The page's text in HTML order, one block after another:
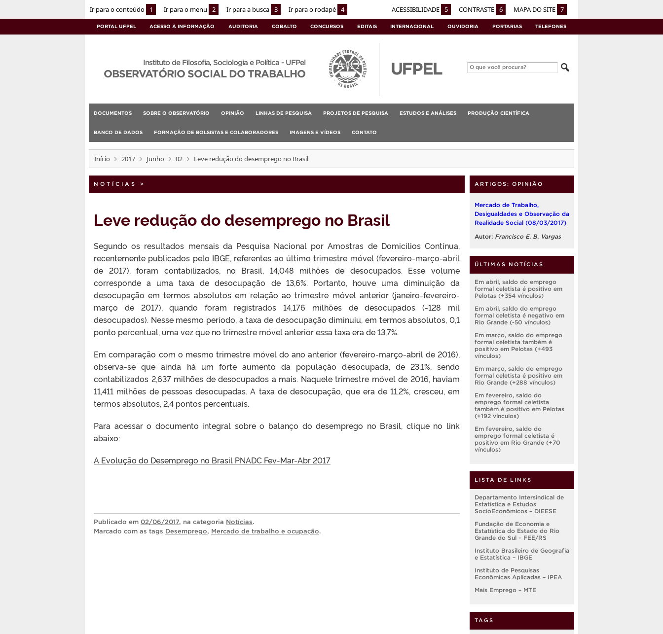
Ir para o conteúdo 1 Ir para o menu 2 Ir para a busca 3 Ir para o rodapé 4 ACESSIBILIDADE 5 CONTRASTE 6 MAPA DO SITE 7
PORTAL UFPEL ACESSO À INFORMAÇÃO AUDITORIA COBALTO CONCURSOS EDITAIS INTERNACIONAL OUVIDORIA PORTARIAS TELEFONES
Instituto de Filosofia, Sociologia e Política - UFPel
OBSERVATÓRIO SOCIAL DO TRABALHO
DOCUMENTOS SOBRE O OBSERVATÓRIO OPINIÃO LINHAS DE PESQUISA PROJETOS DE PESQUISA ESTUDOS E ANÁLISES PRODUÇÃO CIENTÍFICA
BANCO DE DADOS FORMAÇÃO DE BOLSISTAS E COLABORADORES IMAGENS E VÍDEOS CONTATO
Início 2017 Junho 02 Leve redução do desemprego no Brasil
NOTÍCIAS >
Leve redução do desemprego no Brasil
Segundo os resultados mensais da Pesquisa Nacional por Amostras de Domicílios Contínua,
recentemente publicados pelo IBGE, referentes ao último trimestre móvel (fevereiro-março-abril
de 2017), foram contabilizados, no Brasil, 14,048 milhões de desocupados. Esse volume
corresponde a uma taxa de desocupação de 13,6%. Portanto, houve uma diminuição da
desocupação em termos absolutos em relação ao trimestre móvel anterior (janeiro-fevereiro-
março de 2017), quando foram registrados 14,176 milhões de desocupados (-128 mil
desocupados). Nesse mesmo período, a taxa de desocupação diminuiu, em termos absolutos, 0,1
ponto percentual, uma vez que no trimestre móvel anterior essa taxa era de 13,7%.
Em comparação com o mesmo trimestre móvel do ano anterior (fevereiro-março-abril de 2016),
observa-se que ainda há um forte aumento da população desocupada, de 23,1%, sendo
contabilizados 2,637 milhões de desocupados a mais. Naquele trimestre móvel de 2016, haviam
11,411 milhões de pessoas desocupadas. A taxa de desocupação, que era de 11,2%, cresceu, em
termos absolutos, 2,4 pontos percentuais.
Para acessar o documento integral sobre o balanço do desemprego no Brasil, clique no link
abaixo:
A Evolução do Desemprego no Brasil PNADC Fev-Mar-Abr 2017
Publicado em 02/06/2017, na categoria Notícias.
Marcado com as tags Desemprego, Mercado de trabalho e ocupação.
ARTIGOS: OPINIÃO
Mercado de Trabalho,
Desigualdades e Observação da
Realidade Social (08/03/2017)
Autor: Francisco E. B. Vargas
ÚLTIMAS NOTÍCIAS
Em abril, saldo do emprego
formal celetista é positivo em
Pelotas (+354 vínculos)
Em abril, saldo do emprego
formal celetista é negativo em
Rio Grande (-50 vínculos)
Em março, saldo do emprego
formal celetista também é
positivo em Pelotas (+493
vínculos)
Em março, saldo do emprego
formal celetista é positivo em
Rio Grande (+288 vínculos)
Em fevereiro, saldo do
emprego formal celetista
também é positivo em Pelotas
(+192 vínculos)
Em fevereiro, saldo do
emprego formal celetista é
positivo em Rio Grande (+70
vínculos)
LISTA DE LINKS
Departamento Intersindical de
Estatística e Estudos
SocioEconômicos – DIEESE
Fundação de Economia e
Estatística do Estado do Rio
Grande do Sul – FEE/RS
Instituto Brasileiro de Geografia
e Estatística – IBGE
Instituto de Pesquisas
Econômicas Aplicadas – IPEA
Mais Emprego – MTE
TAGS